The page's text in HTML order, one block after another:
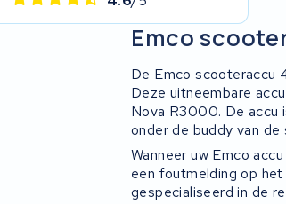
Emco
De Emco scooteraccu
Deze uitneembare
Nova R3000. De accu
onder de buddy van de
Wanneer uw Emco
een foutmelding op het
gespecialiseerd in de